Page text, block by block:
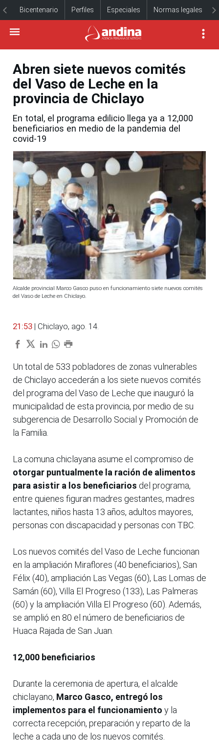
Bicentenario Perfiles Especiales Normas legales
Abren siete nuevos comités
del Vaso de Leche en la
provincia de Chiclayo
En total, el programa edilicio llega ya a 12,000
beneficiarios en medio de la pandemia del
covid-19
Alcalde provincial Marco Gasco puso en funcionamiento siete nuevos comités
del Vaso de Leche en Chiclayo.
21:53 | Chiclayo, ago. 14.
Un total de 533 pobladores de zonas vulnerables
de Chiclayo accederán a los siete nuevos comités
del programa del Vaso de Leche que inauguró la
municipalidad de esta provincia, por medio de su
subgerencia de Desarrollo Social y Promoción de
la Familia.
La comuna chiclayana asume el compromiso de
otorgar puntualmente la ración de alimentos
para asistir a los beneficiarios del programa,
entre quienes figuran madres gestantes, madres
lactantes, niños hasta 13 años, adultos mayores,
personas con discapacidad y personas con TBC.
Los nuevos comités del Vaso de Leche funcionan
en la ampliación Miraflores (40 beneficiarios), San
Félix (40), ampliación Las Vegas (60), Las Lomas de
Samán (60), Villa El Progreso (133), Las Palmeras
(60) y la ampliación Villa El Progreso (60). Además,
se amplió en 80 el número de beneficiarios de
Huaca Rajada de San Juan.
12,000 beneficiarios
Durante la ceremonia de apertura, el alcalde
chiclayano, Marco Gasco, entregó los
implementos para el funcionamiento y la
correcta recepción, preparación y reparto de la
leche a cada uno de los nuevos comités.